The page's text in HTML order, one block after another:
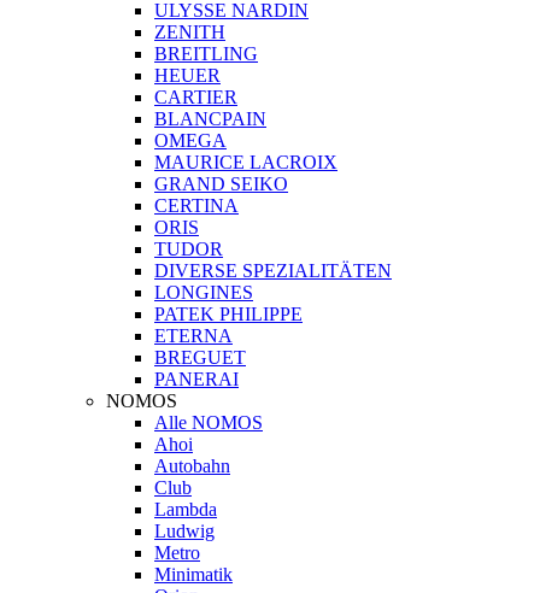
ULYSSE NARDIN
ZENITH
BREITLING
HEUER
CARTIER
BLANCPAIN
OMEGA
MAURICE LACROIX
GRAND SEIKO
CERTINA
ORIS
TUDOR
DIVERSE SPEZIALITÄTEN
LONGINES
PATEK PHILIPPE
ETERNA
BREGUET
PANERAI
NOMOS
Alle NOMOS
Ahoi
Autobahn
Club
Lambda
Ludwig
Metro
Minimatik